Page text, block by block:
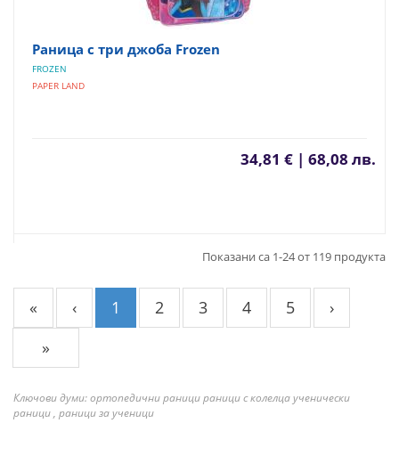
Раница с три джоба Frozen
FROZEN
PAPER LAND
34,81 € | 68,08 лв.
Показани са 1-24 от 119 продукта
« ‹ 1 2 3 4 5
›
»
Ключови думи: ортопедични раници раници с колелца ученически
раници , раници за ученици